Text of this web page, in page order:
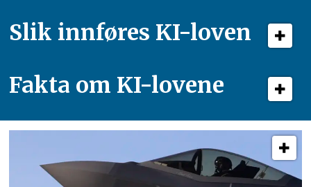
Slik innføres KI-loven
Fakta om KI-lovene